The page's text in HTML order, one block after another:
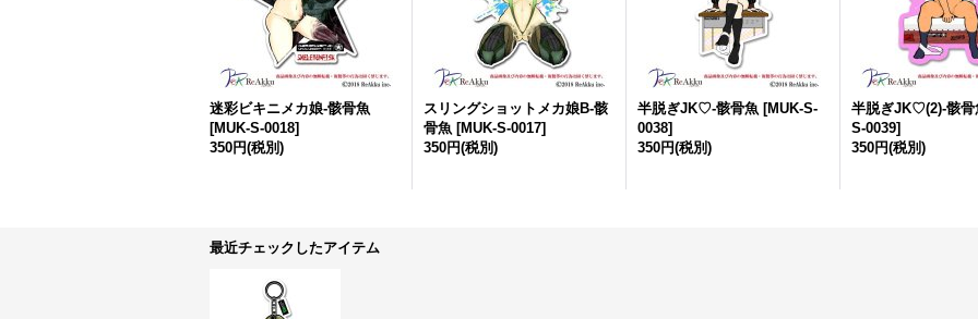
迷彩ビキニメカ娘-骸骨魚
[MUK-S-0018]
350円(税別)
スリングショットメカ娘B-骸
骨魚 [MUK-S-0017]
350円(税別)
半脱ぎJK♡-骸骨魚 [MUK-S-
0038]
350円(税別)
半脱ぎJK♡(2)-骸骨
S-0039]
350円(税別)
最近チェックしたアイテム